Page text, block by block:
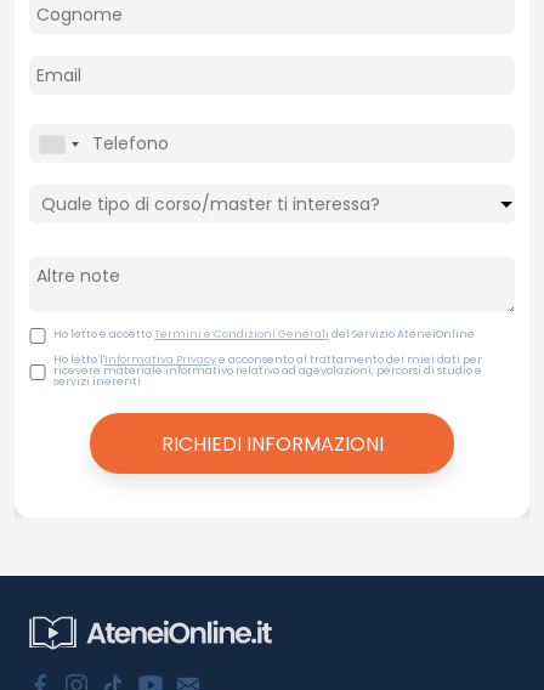
Ho letto e accettoTermini e Condizioni Generali del Servizio AteneiOnline
Ho letto l'Informativa Privacye acconsento al trattamento dei miei dati per
ricevere materiale informativo relativo ad agevolazioni, percorsi di studio e
servizi inerenti